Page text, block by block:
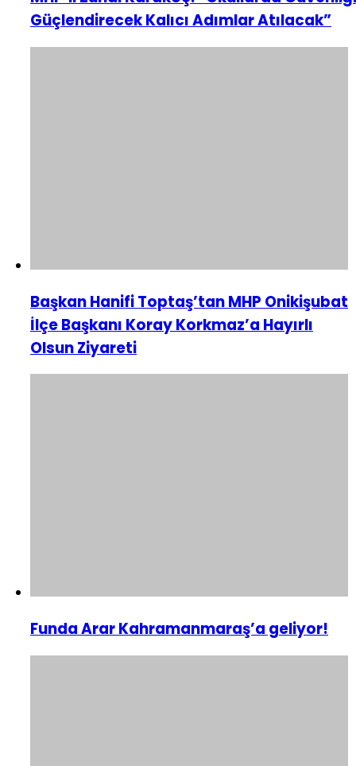
Güçlendirecek Kalıcı Adımlar Atılacak”
Başkan Hanifi Toptaş’tan MHP Onikişubat
İlçe Başkanı Koray Korkmaz’a Hayırlı
Olsun Ziyareti
Funda Arar Kahramanmaraş’a geliyor!